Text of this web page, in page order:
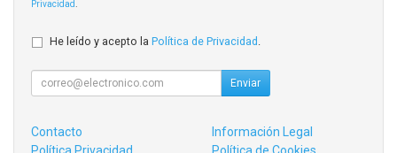
Privacidad
He leído y acepto la Política de Privacidad
Enviar
Contacto
Información Legal
Política Privacidad
Política de Cookies